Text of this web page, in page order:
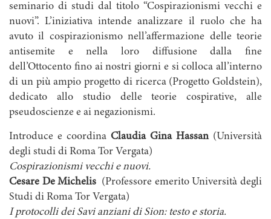
seminario di studi dal titolo “Cospirazionismi vecchi e
nuovi”. L’iniziativa intende analizzare il ruolo che ha
avuto il cospirazionismo nell’affermazione delle teorie
antisemite e nella loro diffusione dalla fine
dell’Ottocento fino ai nostri giorni e si colloca all’interno
di un più ampio progetto di ricerca (Progetto Goldstein),
dedicato allo studio delle teorie cospirative, alle
pseudoscienze e ai negazionismi.
Introduce e coordina Claudia Gina Hassan(Università
degli studi di Roma Tor Vergata)
Cospirazionismi vecchi e nuovi.
Cesare De Michelis (Professore emerito Università degli
Studi di Roma Tor Vergata)
I protocolli dei Savi anziani di Sion: testo e storia.